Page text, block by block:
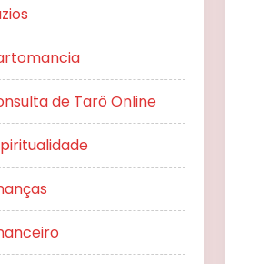
de Tarô Online